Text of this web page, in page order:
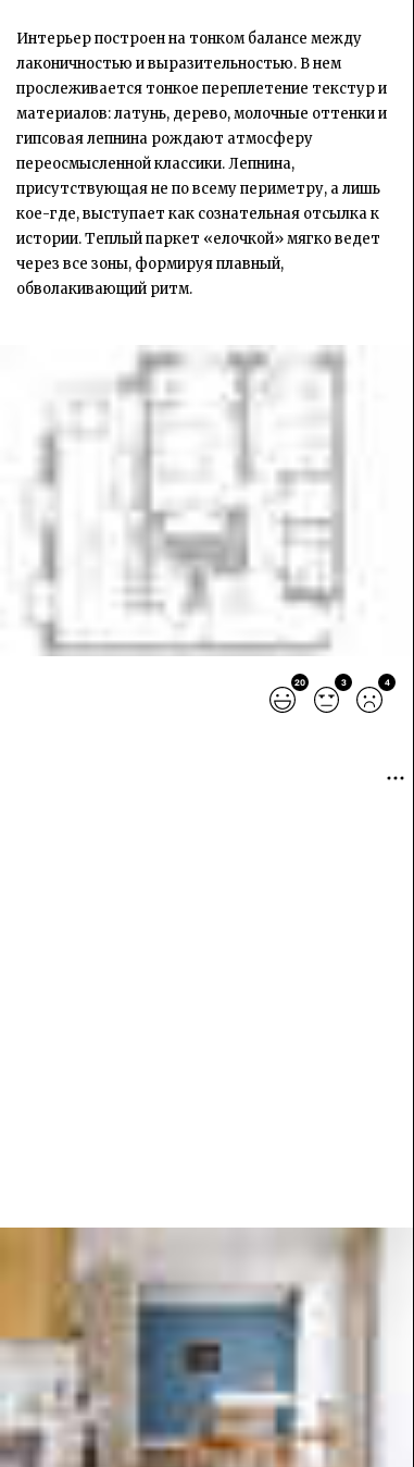
Интерьер построен на тонком балансе между
лаконичностью и выразительностью. В нем
прослеживается тонкое переплетение текстур и
материалов: латунь, дерево, молочные оттенки и
гипсовая лепнина рождают атмосферу
переосмысленной классики. Лепнина,
присутствующая не по всему периметру, а лишь
кое-где, выступает как сознательная отсылка к
истории. Теплый паркет «елочкой» мягко ведет
через все зоны, формируя плавный,
обволакивающий ритм.
20 3 4